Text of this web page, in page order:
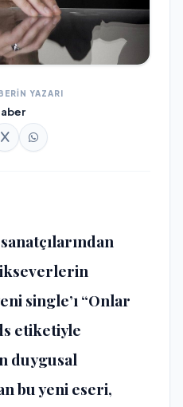
YAZARI
single’ı “Onlar
etiketiyle
duygusal
bu yeni eseri,